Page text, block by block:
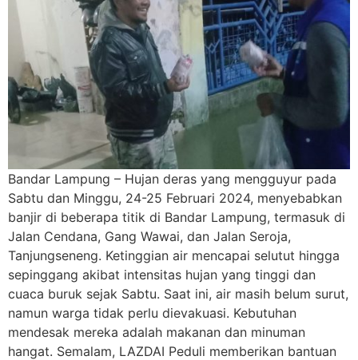
Bandar Lampung – Hujan deras yang mengguyur pada
Sabtu dan Minggu, 24-25 Februari 2024, menyebabkan
banjir di beberapa titik di Bandar Lampung, termasuk di
Jalan Cendana, Gang Wawai, dan Jalan Seroja,
Tanjungseneng. Ketinggian air mencapai selutut hingga
sepinggang akibat intensitas hujan yang tinggi dan
cuaca buruk sejak Sabtu. Saat ini, air masih belum surut,
namun warga tidak perlu dievakuasi. Kebutuhan
mendesak mereka adalah makanan dan minuman
hangat. Semalam, LAZDAI Peduli memberikan bantuan